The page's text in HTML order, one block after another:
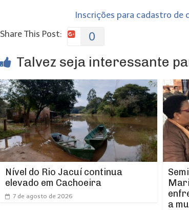
Inscrições para cadastro de
Share This Post:
0
Talvez seja interessante
Nível do Rio Jacuí continua
elevado em Cachoeira
7 de agosto de 2026
a